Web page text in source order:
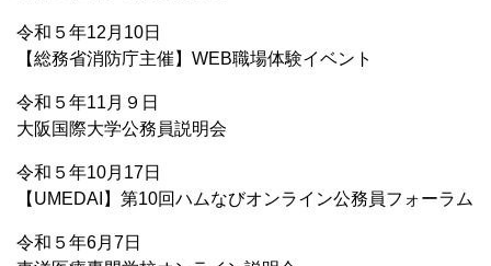
令和５年12月10日
【総務省消防庁主催】WEB職場体験イベント
令和５年11月９日
大阪国際大学公務員説明会
令和５年10月17日
【UMEDAI】第10回ハムなびオンライン公務員フォーラム
令和５年6月7日